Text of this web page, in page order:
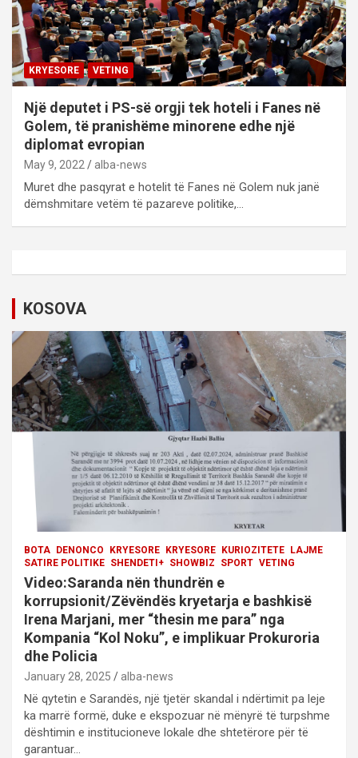
KRYESORE VETING
Një deputet i PS-së orgji tek hoteli i Fanes në
Golem, të pranishëme minorene edhe një
diplomat evropian
May 9, 2022 alba-news
Muret dhe pasqyrat e hotelit të Fanes në Golem nuk janë
dëmshmitare vetëm të pazareve politike,…
KOSOVA
BOTA DENONCO KRYESORE KRYESORE KURIOZITETE
LAJME
SATIRE POLITIKE SHENDETI+ SHOWBIZ SPORT VETING
Video:Saranda nën thundrën e
korrupsionit/Zëvëndës kryetarja e bashkisë
Irena Marjani, mer “thesin me para” nga
Kompania “Kol Noku”, e implikuar Prokuroria
dhe Policia
January 28, 2025 alba-news
Në qytetin e Sarandës, një tjetër skandal i ndërtimit pa leje
ka marrë formë, duke e ekspozuar në mënyrë të turpshme
dështimin e institucioneve lokale dhe shtetërore për të
garantuar…